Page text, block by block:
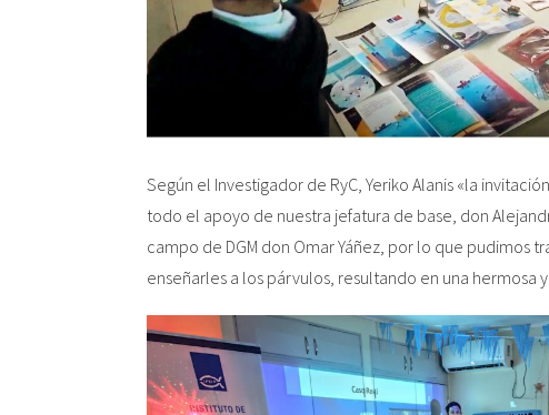
Según el Investigador de RyC, Yeriko Alanis «la
todo el apoyo de nuestra jefatura de base, don
campo de DGM don Omar Yáñez, por lo que pudimos
enseñarles a los párvulos, resultando en una hermosa